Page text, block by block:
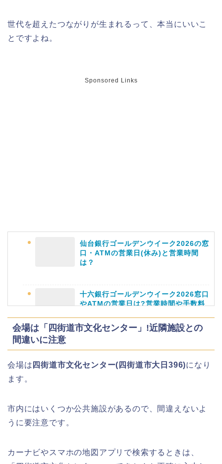
福井桜祭り2026の屋台は何時まで(い
台・出店は?混雑情報も!
ピーチや予想有名人は誰?
世代を超えたつながりが生まれるって、本当にいいこ
とですよね。
Sponsored Links
仙台銀行ゴールデンウイーク2026の窓
口・ATMの営業日(休み)と営業時間
は？
十六銀行ゴールデンウイーク2026窓口
やATMの営業日は?営業時間や手数料
静岡銀行ゴールデンウィーク2026の営
業日や休みは?ATM手数料も調査!
会場は「四街道市文化センター」!近隣施設との
間違いに注意
会場は 四街道市文化センター(四街道市大日396)になり
ます。
市内にはいくつか公共施設があるので、間違えないよ
うに要注意です。
カーナビやスマホの地図アプリで検索するときは、